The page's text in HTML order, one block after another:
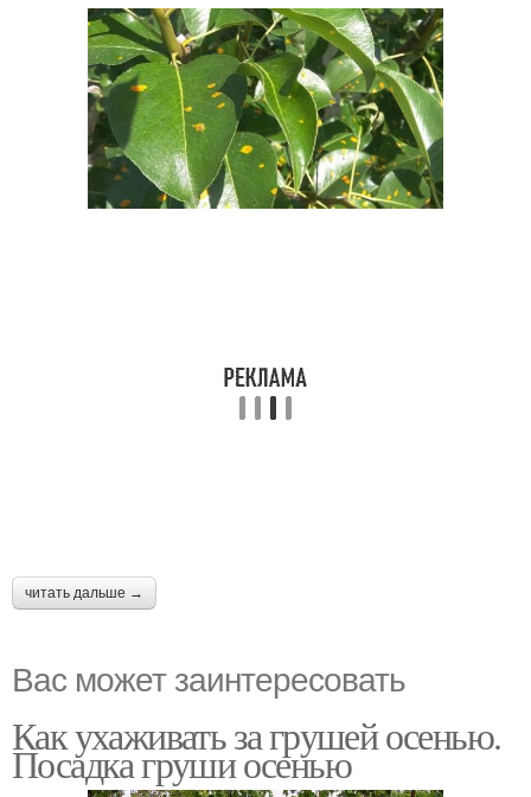
читать дальше →
Вас может заинтересовать
Как ухаживать за грушей осенью.
Посадка груши осенью